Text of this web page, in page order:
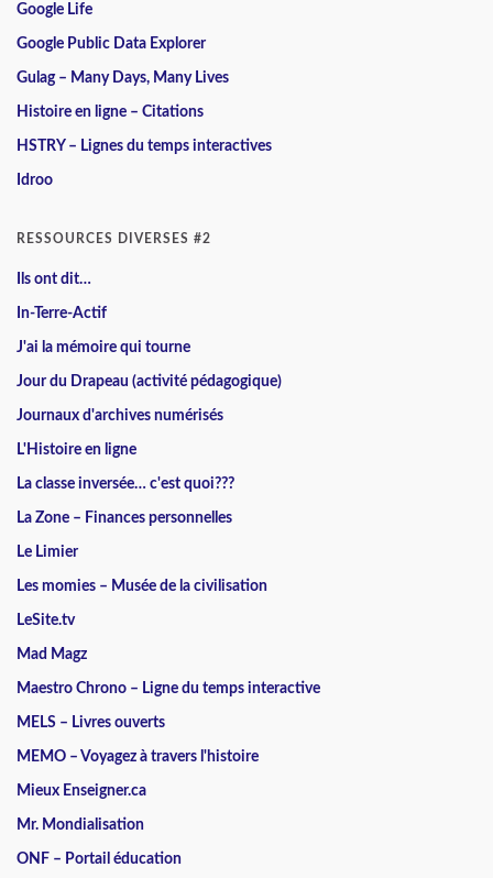
Google Life
Google Public Data Explorer
Gulag – Many Days, Many Lives
Histoire en ligne – Citations
HSTRY – Lignes du temps interactives
Idroo
RESSOURCES DIVERSES #2
Ils ont dit…
In-Terre-Actif
J'ai la mémoire qui tourne
Jour du Drapeau (activité pédagogique)
Journaux d'archives numérisés
L'Histoire en ligne
La classe inversée… c'est quoi???
La Zone – Finances personnelles
Le Limier
Les momies – Musée de la civilisation
LeSite.tv
Mad Magz
Maestro Chrono – Ligne du temps interactive
MELS – Livres ouverts
MEMO – Voyagez à travers l'histoire
Mieux Enseigner.ca
Mr. Mondialisation
ONF – Portail éducation